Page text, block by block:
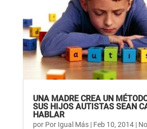
UNA MADRE CREA UN
SUS HIJOS AUTISTAS SEAN
HABLAR
por Por Igual Más| Feb 10, 2014|